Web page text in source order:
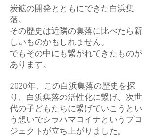
炭鉱の開発とともにできた白浜集
落。
その歴史は近隣の集落に比べたら新
しいものかもしれません。
でもその中にも繋がれてきたものが
あります。
2020年、この白浜集落の歴史を探
り、白浜集落の活性化に繋げ、次世
代の子どもたちに繋げていこうとい
う想いでシラハマコイナというプロ
ジェクトが立ち上がりました。